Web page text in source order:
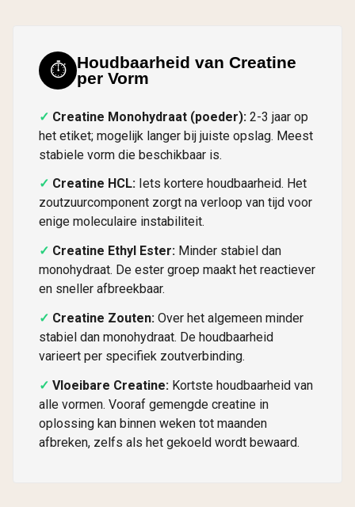
⏱️
Houdbaarheid van Creatine
per Vorm
Creatine Monohydraat (poeder): 2-3 jaar op
het etiket; mogelijk langer bij juiste opslag. Meest
stabiele vorm die beschikbaar is.
Creatine HCL: Iets kortere houdbaarheid. Het
zoutzuurcomponent zorgt na verloop van tijd voor
enige moleculaire instabiliteit.
Creatine Ethyl Ester: Minder stabiel dan
monohydraat. De ester groep maakt het reactiever
en sneller afbreekbaar.
Creatine Zouten: Over het algemeen minder
stabiel dan monohydraat. De houdbaarheid
varieert per specifiek zoutverbinding.
Vloeibare Creatine: Kortste houdbaarheid van
alle vormen. Vooraf gemengde creatine in
oplossing kan binnen weken tot maanden
afbreken, zelfs als het gekoeld wordt bewaard.